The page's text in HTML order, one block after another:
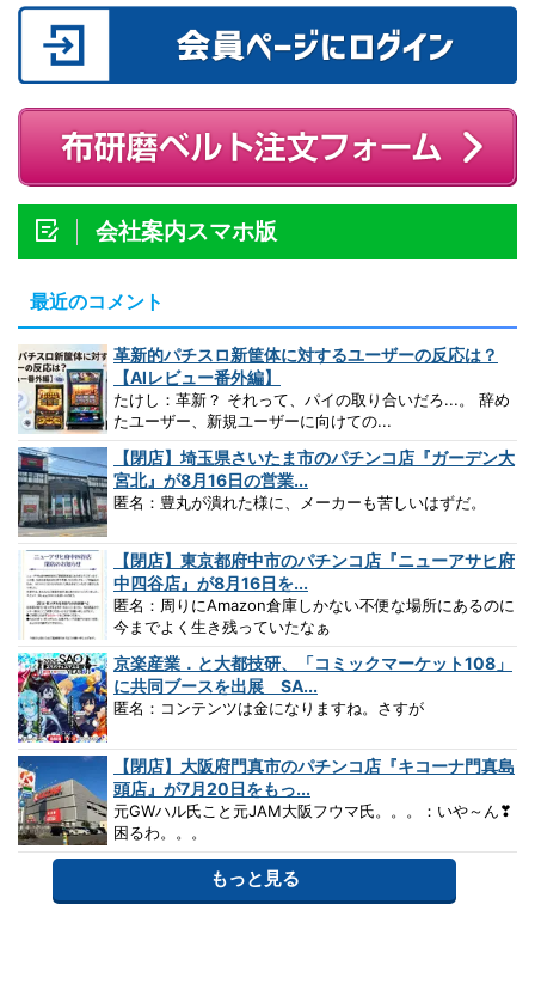
会社案内スマホ版
最近のコメント
革新的パチスロ新筐体に対するユーザーの反応は？
【AIレビュー番外編】
たけし：革新？ それって、パイの取り合いだろ...。 辞め
たユーザー、新規ユーザーに向けての...
【閉店】埼玉県さいたま市のパチンコ店『ガーデン大
宮北』が8月16日の営業...
匿名：豊丸が潰れた様に、メーカーも苦しいはずだ。
【閉店】東京都府中市のパチンコ店『ニューアサヒ府
中四谷店』が8月16日を...
匿名：周りにAmazon倉庫しかない不便な場所にあるのに
今までよく生き残っていたなぁ
京楽産業．と大都技研、「コミックマーケット108」
に共同ブースを出展 SA...
匿名：コンテンツは金になりますね。さすが
【閉店】大阪府門真市のパチンコ店『キコーナ門真島
頭店』が7月20日をもっ...
元GWハル氏こと元JAM大阪フウマ氏。。。：いや～ん❣
困るわ。。。
もっと見る